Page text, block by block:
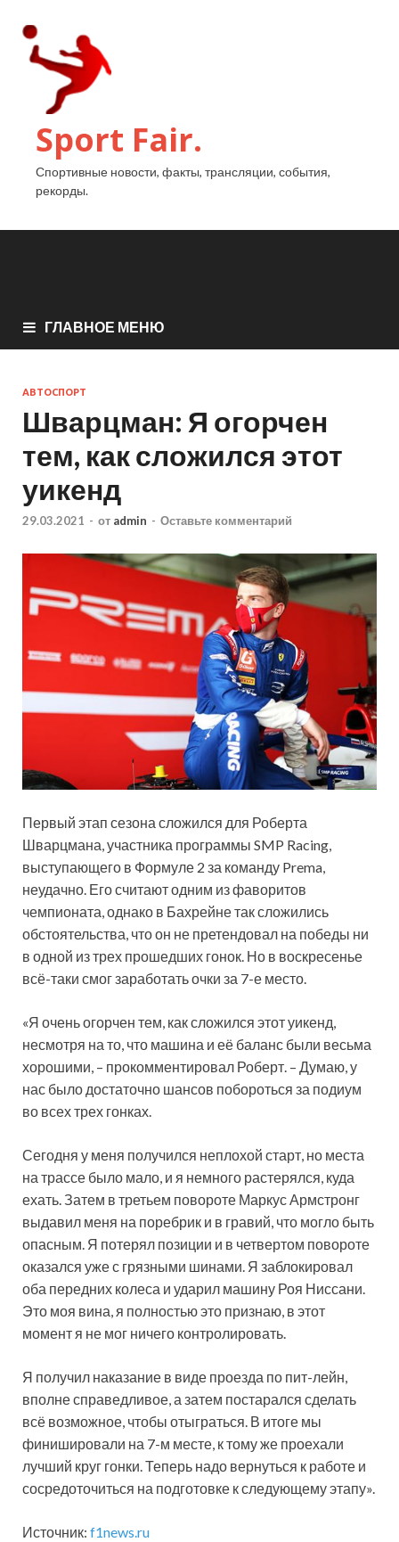
Sport Fair.
Спортивные новости, факты, трансляции, события,
рекорды.
ГЛАВНОЕ МЕНЮ
АВТОСПОРТ
Шварцман: Я огорчен
тем, как сложился этот
уикенд
29.03.2021 - от admin - Оставьте комментарий
Первый этап сезона сложился для Роберта
Шварцмана, участника программы SMP Racing,
выступающего в Формуле 2 за команду Prema,
неудачно. Его считают одним из фаворитов
чемпионата, однако в Бахрейне так сложились
обстоятельства, что он не претендовал на победы ни
в одной из трех прошедших гонок. Но в воскресенье
всё-таки смог заработать очки за 7-е место.
«Я очень огорчен тем, как сложился этот уикенд,
несмотря на то, что машина и её баланс были весьма
хорошими, – прокомментировал Роберт. – Думаю, у
нас было достаточно шансов побороться за подиум
во всех трех гонках.
Сегодня у меня получился неплохой старт, но места
на трассе было мало, и я немного растерялся, куда
ехать. Затем в третьем повороте Маркус Армстронг
выдавил меня на поребрик и в гравий, что могло быть
опасным. Я потерял позиции и в четвертом повороте
оказался уже с грязными шинами. Я заблокировал
оба передних колеса и ударил машину Роя Ниссани.
Это моя вина, я полностью это признаю, в этот
момент я не мог ничего контролировать.
Я получил наказание в виде проезда по пит-лейн,
вполне справедливое, а затем постарался сделать
всё возможное, чтобы отыграться. В итоге мы
финишировали на 7-м месте, к тому же проехали
лучший круг гонки. Теперь надо вернуться к работе и
сосредоточиться на подготовке к следующему этапу».
Источник: f1news.ru